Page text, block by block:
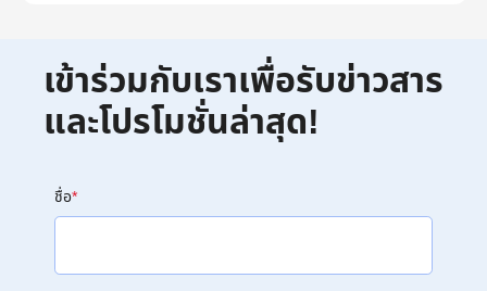
เข้าร่วมกับเราเพื่อรับข่าวสาร
และโปรโมชั่นล่าสุด!
ชื่อ*